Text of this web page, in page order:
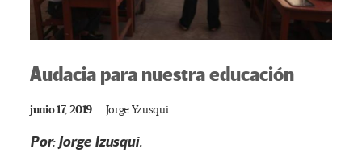
Audacia para nuestra educación
junio 17, 2019 Jorge Yzusqui
Por: Jorge Izusqui.